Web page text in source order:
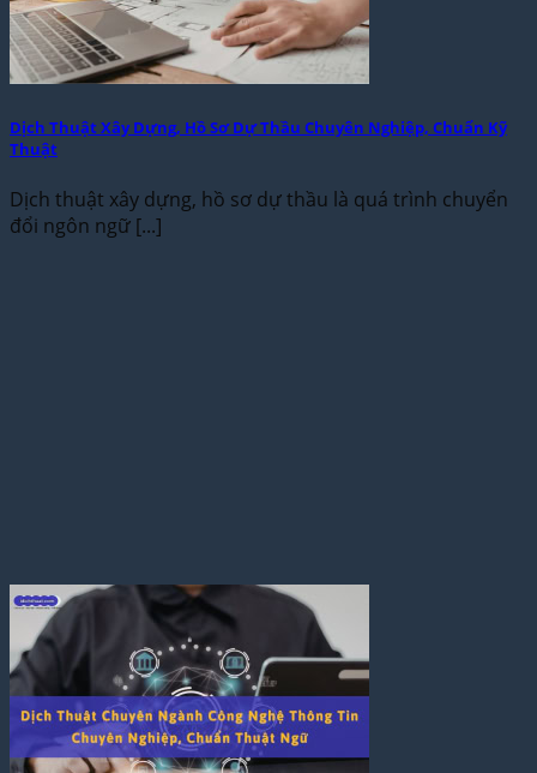
Dịch Thuật Xây Dựng, Hồ Sơ Dự Thầu Chuyên Nghiệp, Chuẩn Kỹ
Thuật
Dịch thuật xây dựng, hồ sơ dự thầu là quá trình chuyển
đổi ngôn ngữ [...]